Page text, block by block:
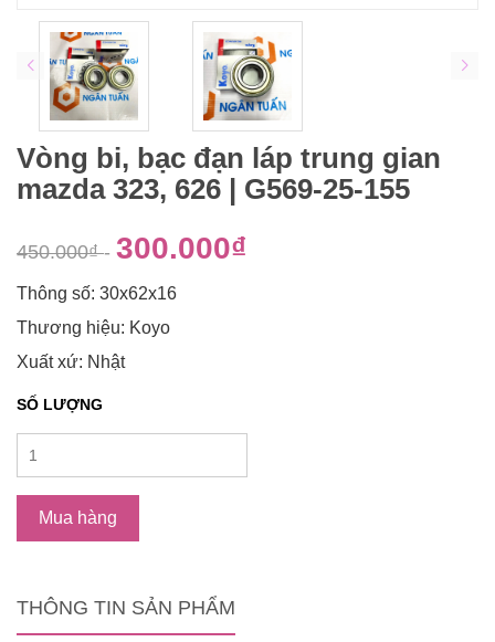
Vòng bi, bạc đạn láp trung gian
mazda 323, 626 | G569-25-155
450.000₫- 300.000₫
Thông số: 30x62x16
Thương hiệu: Koyo
Xuất xứ: Nhật
SỐ LƯỢNG
Mua hàng
THÔNG TIN SẢN PHẨM